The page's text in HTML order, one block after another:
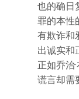
也的确日
罪的本性
有欺诈和
出诚实和
正如乔治
谎言却需